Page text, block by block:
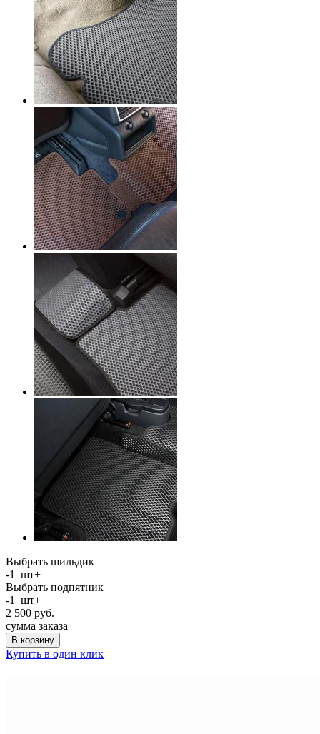
Выбрать шильдик
-1 шт+
Выбрать подпятник
-1 шт+
2 500 руб.
сумма заказа
В корзину
Купить в один клик